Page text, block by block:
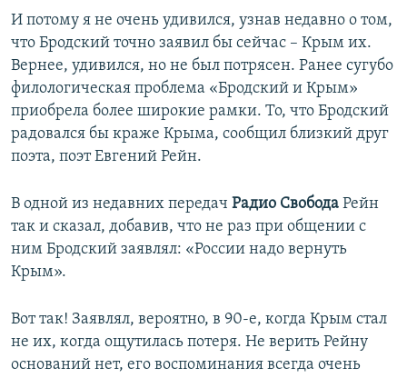
И потому я не очень удивился, узнав недавно о том,
что Бродский точно заявил бы сейчас – Крым их.
Вернее, удивился, но не был потрясен. Ранее сугубо
филологическая проблема «Бродский и Крым»
приобрела более широкие рамки. То, что Бродский
радовался бы краже Крыма, сообщил близкий друг
поэта, поэт Евгений Рейн.
В одной из недавних передач Радио Свобода Рейн
так и сказал, добавив, что не раз при общении с
ним Бродский заявлял: «России надо вернуть
Крым».
Вот так! Заявлял, вероятно, в 90-е, когда Крым стал
не их, когда ощутилась потеря. Не верить Рейну
оснований нет, его воспоминания всегда очень